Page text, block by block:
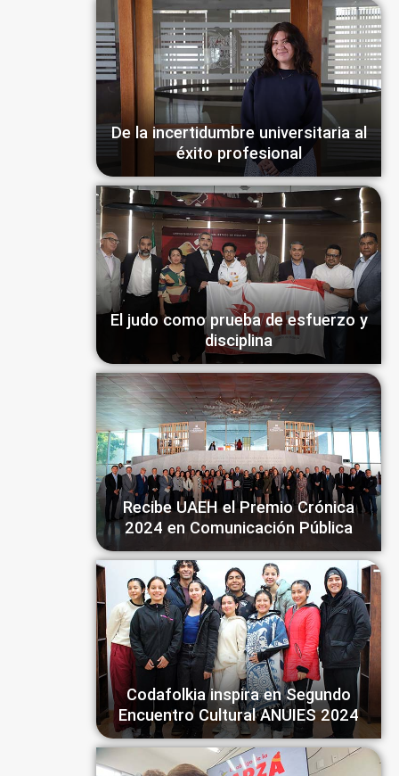
De la incertidumbre universitaria al
éxito profesional
El judo como prueba de esfuerzo y
disciplina
Recibe UAEH el Premio Crónica
2024 en Comunicación Pública
Codafolkia inspira en Segundo
Encuentro Cultural ANUIES 2024